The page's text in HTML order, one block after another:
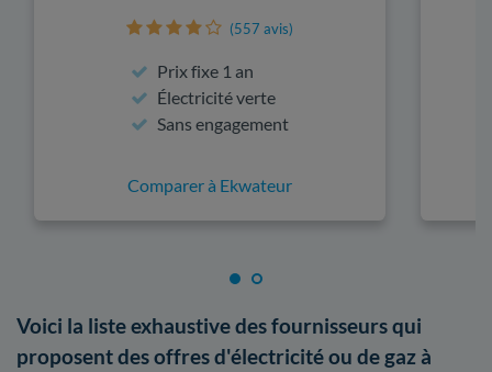
(557 avis)
Prix fixe 1 an
Électricité verte
Sans engagement
Comparer à Ekwateur
Voici la liste exhaustive des fournisseurs qui
proposent des offres d'électricité ou de gaz à